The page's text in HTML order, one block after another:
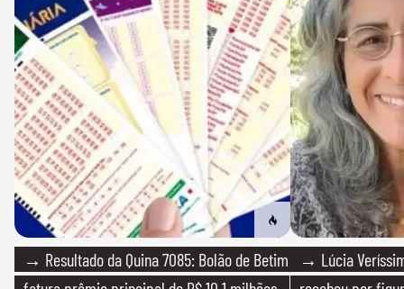
→ Resultado da Quina 7085: Bolão de Betim
→ Lúcia